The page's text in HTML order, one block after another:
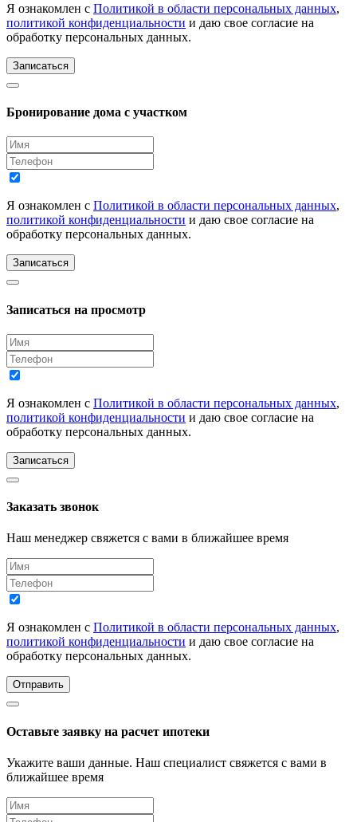
Я ознакомлен с Политикой в области персональных данных,
политикой конфиденциальности и даю свое согласие на
обработку персональных данных.
Записаться
Бронирование дома с участком
Я ознакомлен с Политикой в области персональных данных,
политикой конфиденциальности и даю свое согласие на
обработку персональных данных.
Записаться
Записаться на просмотр
Я ознакомлен с Политикой в области персональных данных,
политикой конфиденциальности и даю свое согласие на
обработку персональных данных.
Записаться
Заказать звонок
Наш менеджер свяжется с вами в ближайшее время
Я ознакомлен с Политикой в области персональных данных,
политикой конфиденциальности и даю свое согласие на
обработку персональных данных.
Отправить
Оставьте заявку на расчет ипотеки
Укажите ваши данные. Наш специалист свяжется с вами в
ближайшее время